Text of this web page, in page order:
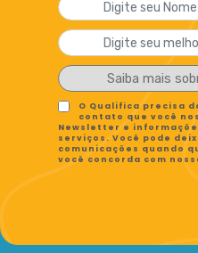
O Qualifica precisa
contato que você
Newsletter e
serviços. Você pode
comunicações quando
você concorda com